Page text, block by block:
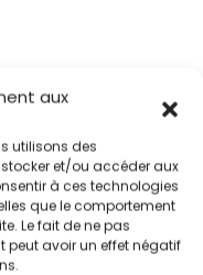
aux
utilisons des
et/ou accéder aux
à ces technologies
que le comportement
Le fait de ne pas
peut avoir un effet négatif
SHAVOUA
L’OEIL DE
COLETTE EN ROUE LIBRE DU 280626
COLETTE EN ROUE LIBRE DU 210626